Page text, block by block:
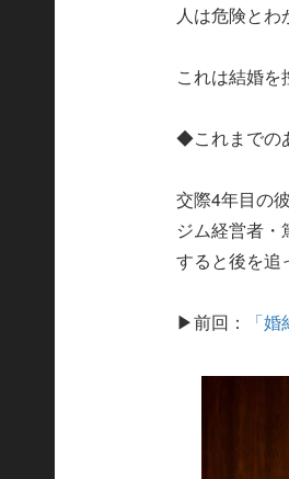
人は危険とわ
これは結婚を
◆これまでの
交際4年目の
ジム経営者
すると後を追
▶前回： 「